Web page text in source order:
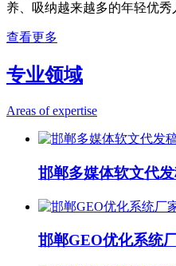
养、吸纳越来越多的年轻优秀
查看更多
专业领域
Areas of expertise
邯郸多媒体软文代
邯郸GEO优化系统